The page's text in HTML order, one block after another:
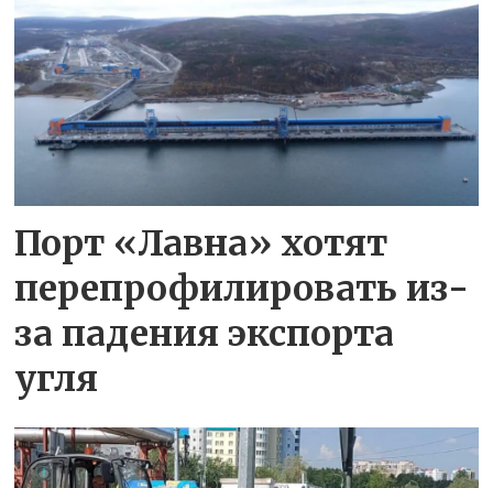
Порт «Лавна» хотят
перепрофилировать из-
за падения экспорта
угля